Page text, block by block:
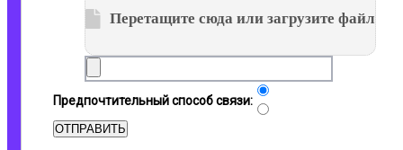
Перетащите сюда или загрузите файл
Предпочтительный способ связи:
ОТПРАВИТЬ